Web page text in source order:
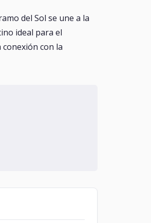
del Sol se une a la
ideal para el
con la